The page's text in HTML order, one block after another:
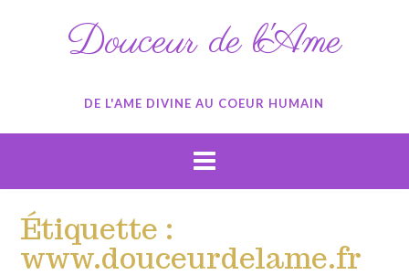
Douceur de l'Ame
DE L'AME DIVINE AU COEUR HUMAIN
Étiquette :
www.douceurdelame.fr